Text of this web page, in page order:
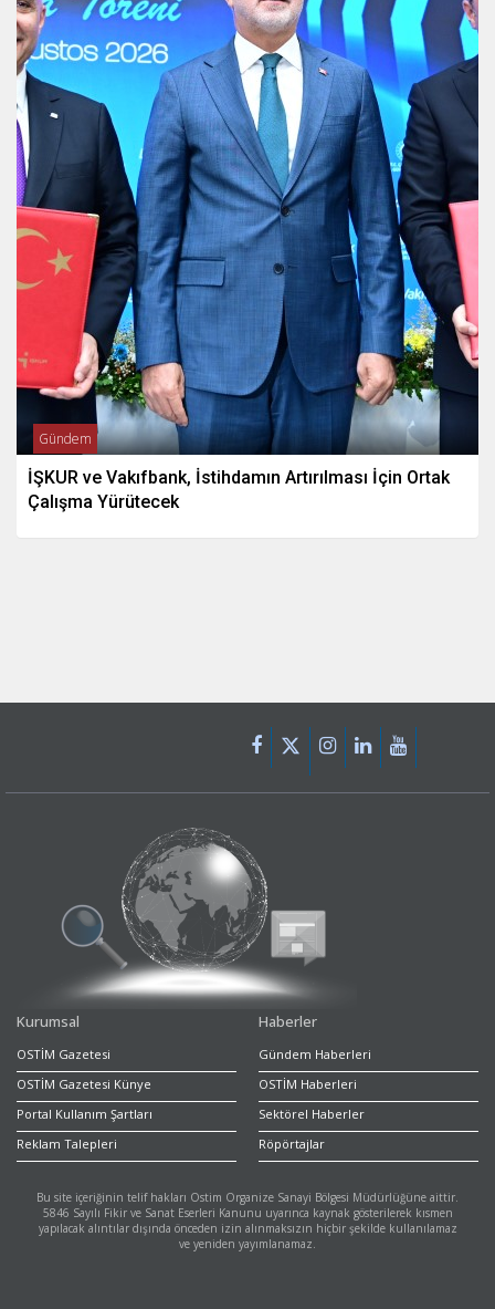
Gündem
İŞKUR ve Vakıfbank, İstihdamın Artırılması İçin Ortak
Çalışma Yürütecek
Kurumsal
OSTİM Gazetesi
OSTİM Gazetesi Künye
Portal Kullanım Şartları
Reklam Talepleri
Haberler
Gündem Haberleri
OSTİM Haberleri
Sektörel Haberler
Röpörtajlar
Bu site içeriğinin telif hakları Ostim Organize Sanayi Bölgesi Müdürlüğüne aittir.
5846 Sayılı Fikir ve Sanat Eserleri Kanunu uyarınca kaynak gösterilerek kısmen
yapılacak alıntılar dışında önceden izin alınmaksızın hiçbir şekilde kullanılamaz
ve yeniden yayımlanamaz.